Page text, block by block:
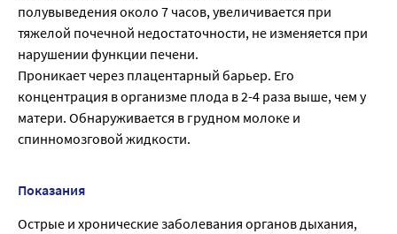
полувыведения около 7 часов, увеличивается при
тяжелой почечной недостаточности, не изменяется при
нарушении функции печени.
Проникает через плацентарный барьер. Его
концентрация в организме плода в 2-4 раза выше, чем у
матери. Обнаруживается в грудном молоке и
спинномозговой жидкости.
Показания
Острые и хронические заболевания органов дыхания,